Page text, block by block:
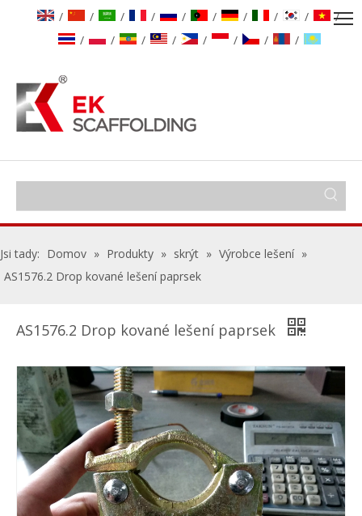
/ / / / / / / / /
/
/
/ / / / / / /
Jsi tady: Domov » Produkty » skrýt » Výrobce lešení »
AS1576.2 Drop kované lešení paprsek
AS1576.2 Drop kované lešení paprsek